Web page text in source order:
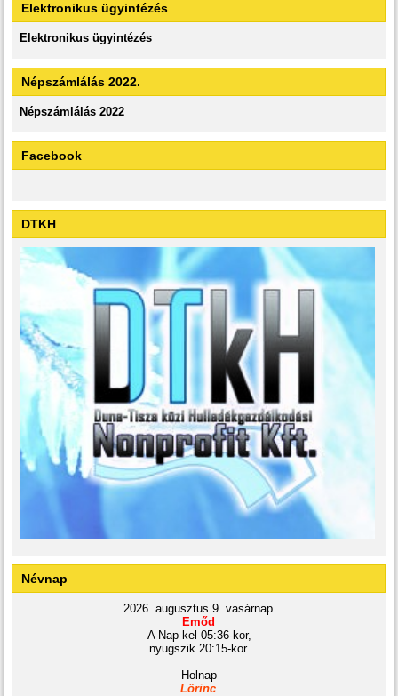
Elektronikus ügyintézés
Elektronikus ügyintézés
Népszámlálás 2022.
Népszámlálás 2022
Facebook
DTKH
Névnap
2026. augusztus 9. vasárnap
Emőd
A Nap kel 05:36-kor,
nyugszik 20:15-kor.
Holnap
Lőrinc